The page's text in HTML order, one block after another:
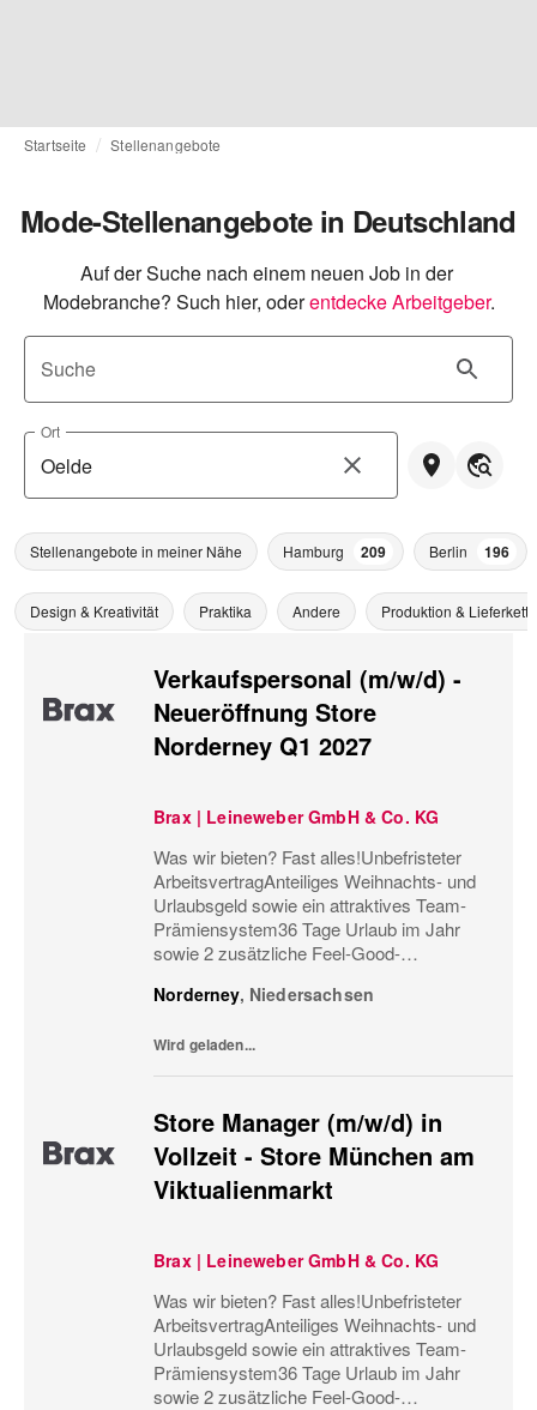
Startseite Stellenangebote
Mode-Stellenangebote in Deutschland
Auf der Suche nach einem neuen Job in der
Modebranche? Such hier, oderentdecke Arbeitgeber.
Suche
Ort
Stellenangebote in meiner Nähe Hamburg 209 Berlin 196
Design & Kreativität Praktika Andere Produktion & Lieferkette
Verkaufspersonal (m/w/d) -
Neueröffnung Store
Norderney Q1 2027
Brax | Leineweber GmbH & Co. KG
Was wir bieten? Fast alles!Unbefristeter
ArbeitsvertragAnteiliges Weihnachts- und
Urlaubsgeld sowie ein attraktives Team-
Prämiensystem36 Tage Urlaub im Jahr
sowie 2 zusätzliche Feel-Good-
Personaleinsatzplanung und eine
zu 60%...
Norderney, Niedersachsen
Wird geladen...
Store Manager (m/w/d) in
Vollzeit - Store München am
Viktualienmarkt
Brax | Leineweber GmbH & Co. KG
Was wir bieten? Fast alles!Unbefristeter
ArbeitsvertragAnteiliges Weihnachts- und
Urlaubsgeld sowie ein attraktives Team-
Prämiensystem36 Tage Urlaub im Jahr
sowie 2 zusätzliche Feel-Good-